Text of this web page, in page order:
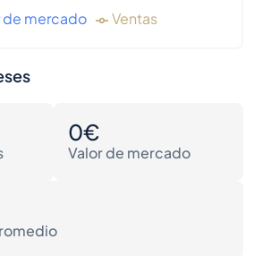
de mercado Ventas
0€
Valor de mercado